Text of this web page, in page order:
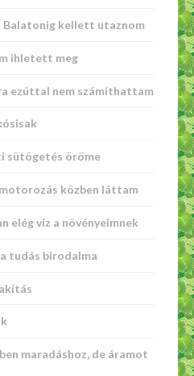
Balatonig kellett utaznom
ihletett meg
ezúttal nem számíthattam
sütögetés öröme
közben láttam
elég víz a növényeimnek
tudás birodalma
maradáshoz, de áramot